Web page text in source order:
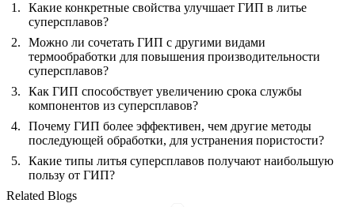
Какие конкретные свойства улучшает ГИП в литье
суперсплавов?
Можно ли сочетать ГИП с другими видами
термообработки для повышения производительности
суперсплавов?
Как ГИП способствует увеличению срока службы
компонентов из суперсплавов?
Почему ГИП более эффективен, чем другие методы
последующей обработки, для устранения пористости?
Какие типы литья суперсплавов получают наибольшую
пользу от ГИП?
Related Blogs